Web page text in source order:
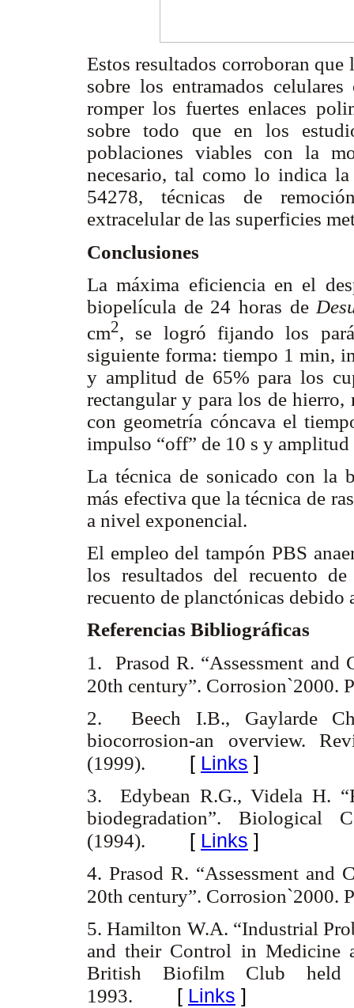
Estos resultados corroboran
sobre los entramados
romper los fuertes enlaces
sobre todo que en los
poblaciones viables con la
necesario, tal como lo indica
54278, técnicas de
extracelular de las superficies
Conclusiones
La máxima eficiencia en el
biopelícula de 24 horas de
cm2, se logró fijando los
siguiente forma: tiempo 1 min,
y amplitud de 65% para los
rectangular y para los de hierro,
con geometría cóncava el
impulso “off” de 10 s y amplitud
La técnica de sonicado con la
más efectiva que la técnica de
a nivel exponencial.
El empleo del tampón PBS
los resultados del recuento
recuento de planctónicas debido
Referencias Bibliográficas
1. Prasod R. “Assessment
20th century”. Corrosion`2000.
2. Beech I.B., Gaylarde
biocorrosion-an overview.
(1999). [ Links ]
3. Edybean R.G., Videla H.
biodegradation”.
(1994). [ Links ]
4. Prasod R. “Assessment
20th century”. Corrosion`2000.
5. Hamilton W.A. “Industrial
and their Control in Medicine
British Biofilm Club held
1993. [ Links ]